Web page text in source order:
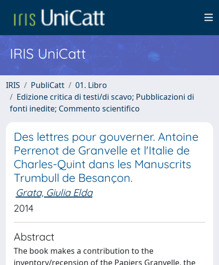
IRIS UniCatt
IRIS PubliCatt
01. Libro
Edizione critica di testi/di scavo; Pubblicazioni di
fonti inedite; Commento scientifico
Des lettres pour gouverner. Antoine
Perrenot de Granvelle et l'Italie de
Charles-Quint dans les Manuscrits
Trumbull de Besançon.
Grata, Giulia Elda
2014
Abstract
The book makes a contribution to the
inventory/recension of the Papiers Granvelle, the